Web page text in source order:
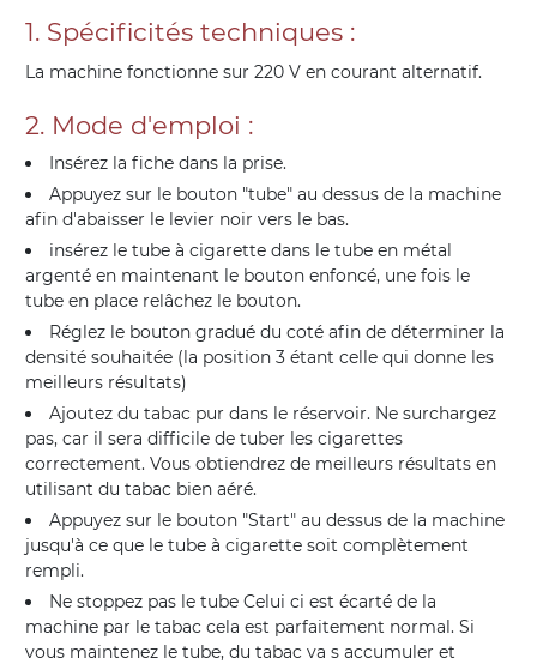
1. Spécificités techniques :
La machine fonctionne sur 220 V en courant alternatif.
2. Mode d'emploi :
Insérez la fiche dans la prise.
Appuyez sur le bouton "tube" au dessus de la machine
afin d'abaisser le levier noir vers le bas.
insérez le tube à cigarette dans le tube en métal
argenté en maintenant le bouton enfoncé, une fois le
tube en place relâchez le bouton.
Réglez le bouton gradué du coté afin de déterminer la
densité souhaitée (la position 3 étant celle qui donne les
meilleurs résultats)
Ajoutez du tabac pur dans le réservoir. Ne surchargez
pas, car il sera difficile de tuber les cigarettes
correctement. Vous obtiendrez de meilleurs résultats en
utilisant du tabac bien aéré.
Appuyez sur le bouton "Start" au dessus de la machine
jusqu'à ce que le tube à cigarette soit complètement
rempli.
Ne stoppez pas le tube Celui ci est écarté de la
machine par le tabac cela est parfaitement normal. Si
vous maintenez le tube, du tabac va s accumuler et